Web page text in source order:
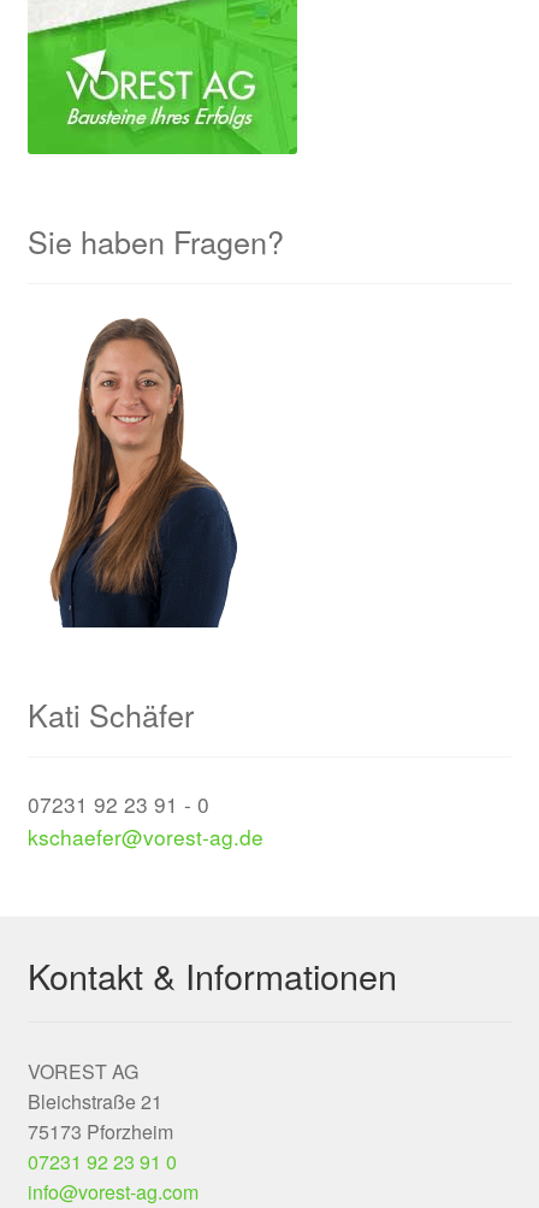
Sie haben Fragen?
Kati Schäfer
07231 92 23 91 - 0
kschaefer@vorest-ag.de
Kontakt & Informationen
VOREST AG
Bleichstraße 21
75173 Pforzheim
07231 92 23 91 0
info@vorest-ag.com